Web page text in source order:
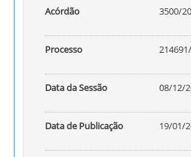
Acórdão 3500/
Processo
Data da Sessão 08/12/
Data de Publicação 19/01/